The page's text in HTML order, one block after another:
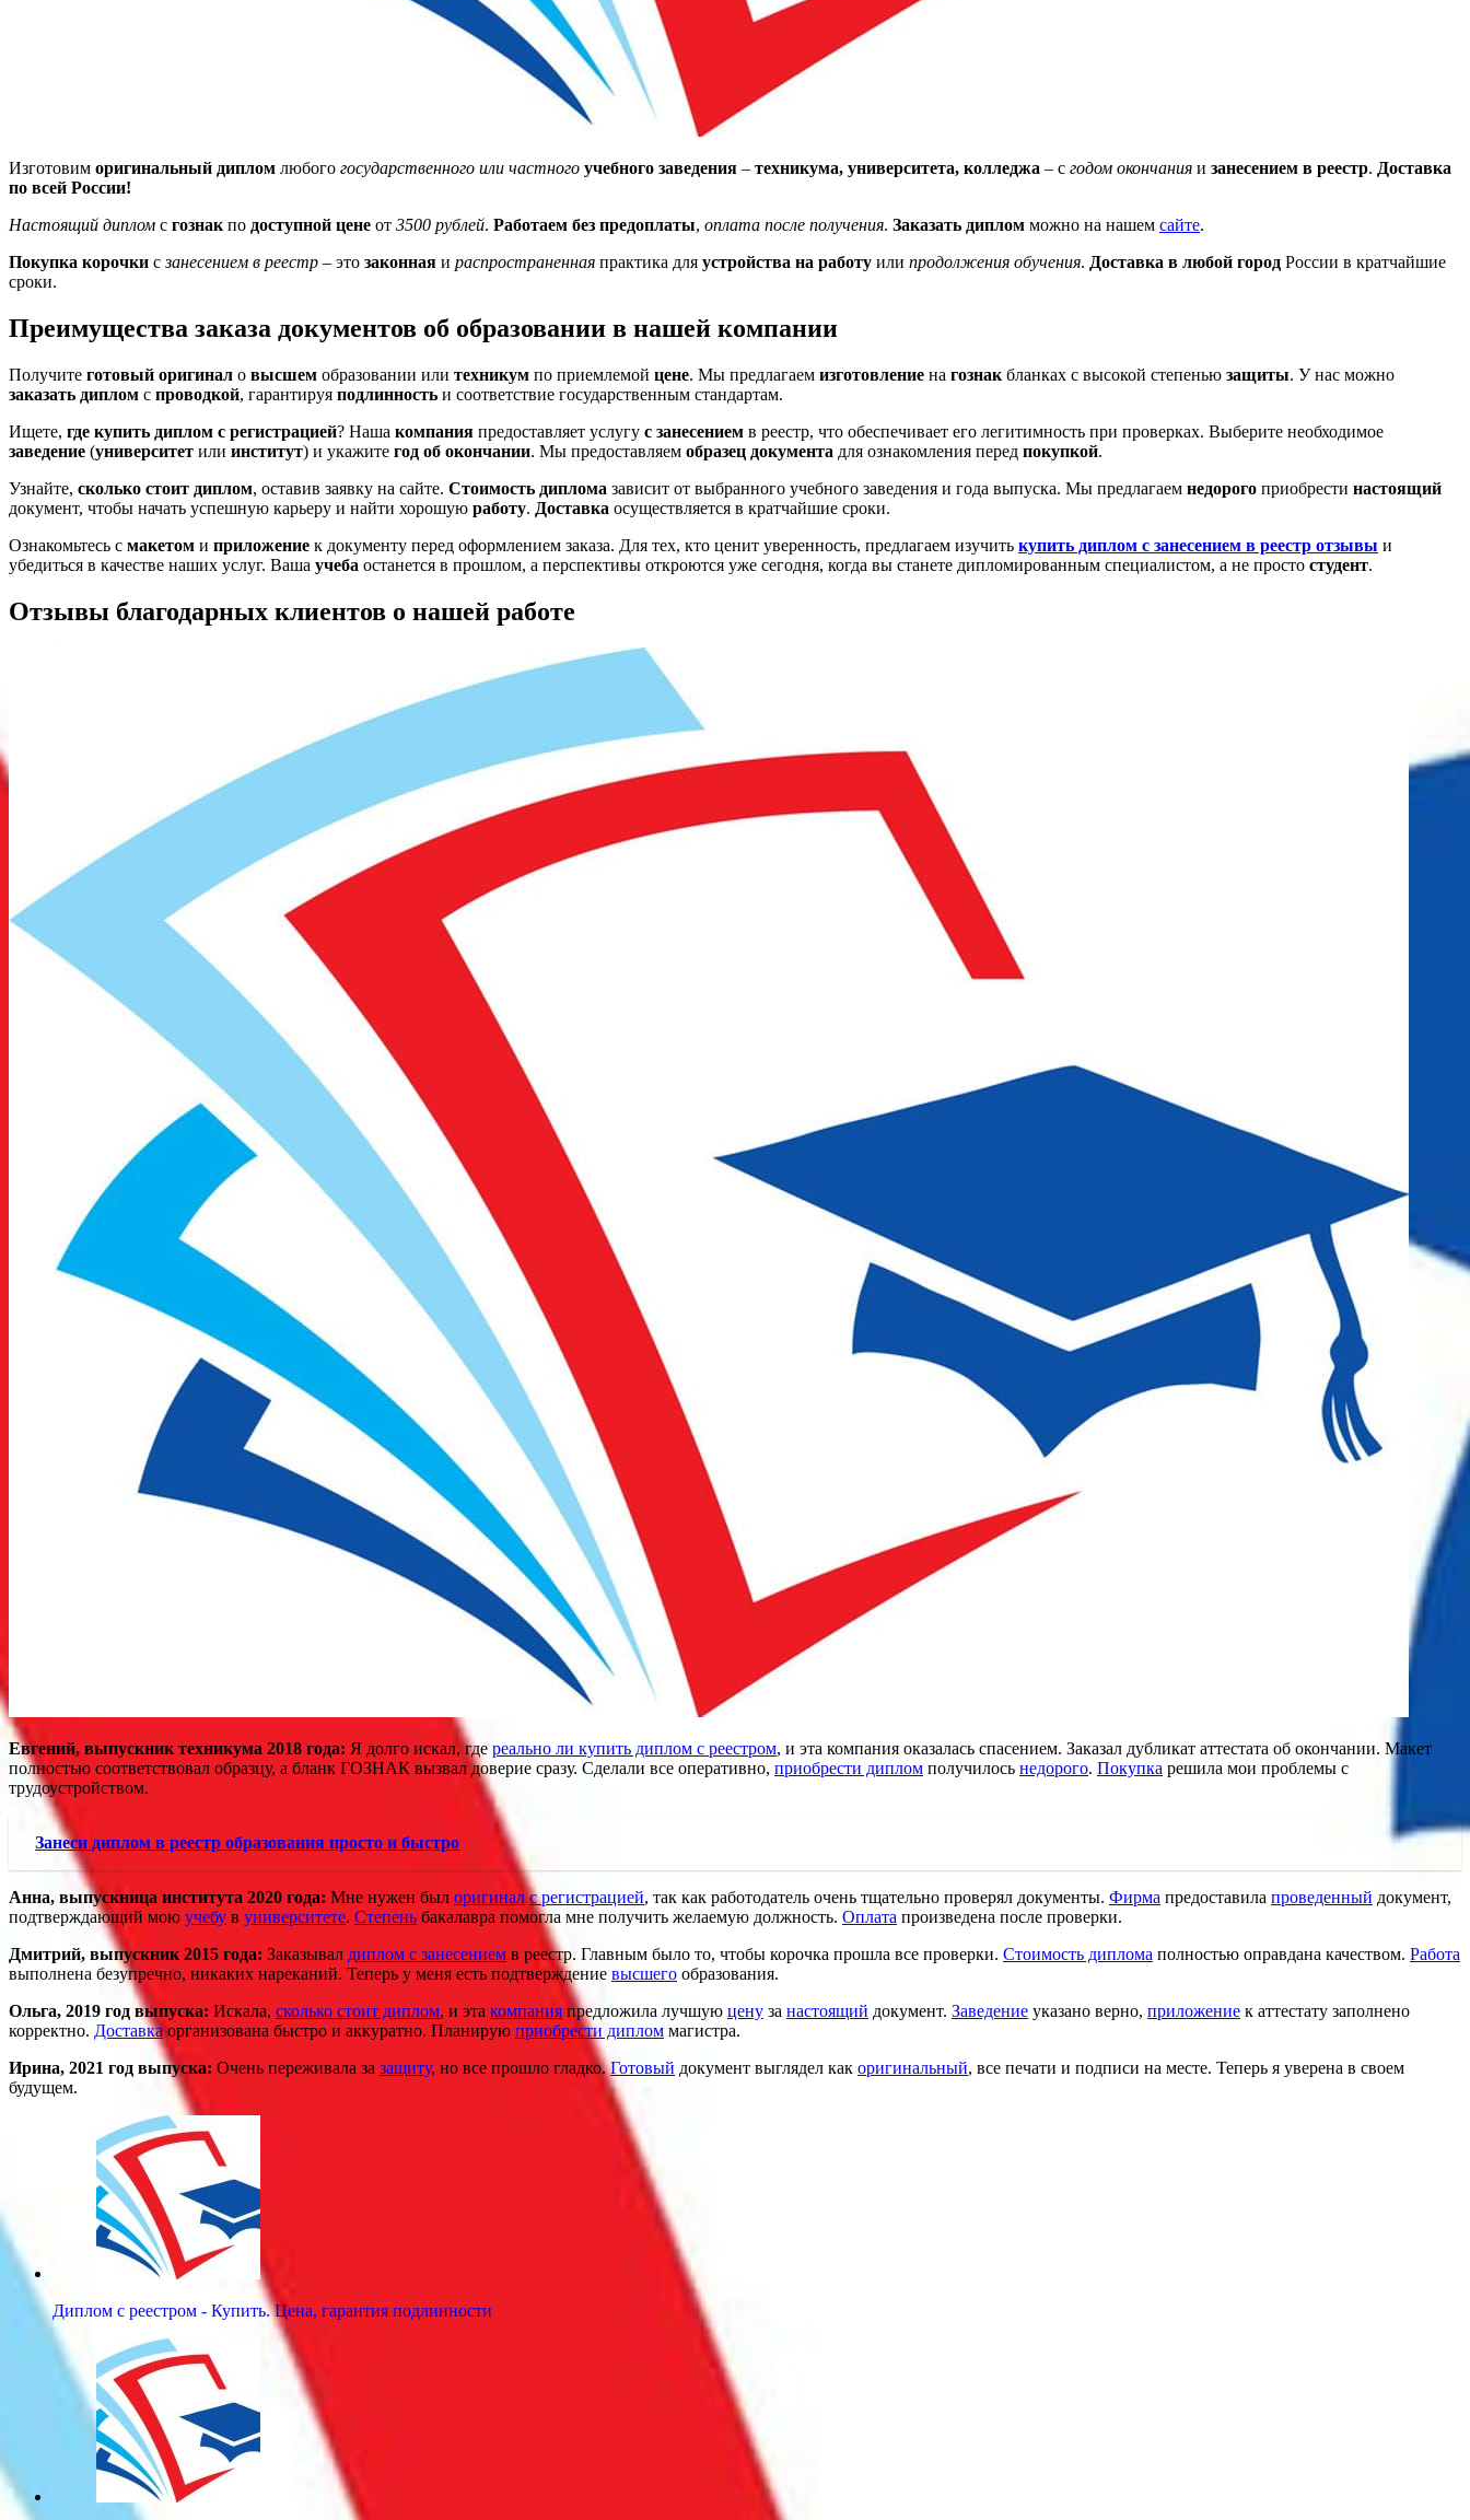
Изготовим оригинальный диплом любого государственного или частного учебного заведения – техникума, университета, колледжа – с годом окончания и занесением в реестр. Доставка
по всей России!
Настоящий диплом с гознак по доступной цене от 3500 рублей. Работаем без предоплаты, оплата после получения. Заказать диплом можно на нашем сайте.
Покупка корочки сзанесением в реестр – это законная и распространенная практика для устройства на работу или продолжения обучения. Доставка в любой город России в кратчайшие
сроки.
Преимущества заказа документов об образовании в нашей компании
Получите готовый оригинал о высшем образовании или техникум по приемлемой цене. Мы предлагаем изготовление на гознак бланках с высокой степенью защиты. У нас можно
заказать диплом с проводкой, гарантируя подлинность и соответствие государственным стандартам.
Ищете, где купить диплом с регистрацией? Наша компания предоставляет услугу с занесением в реестр, что обеспечивает его легитимность при проверках. Выберите необходимое
заведение (университет или институт) и укажите год об окончании. Мы предоставляем образец документа для ознакомления перед покупкой.
Узнайте, сколько стоит диплом, оставив заявку на сайте. Стоимость диплома зависит от выбранного учебного заведения и года выпуска. Мы предлагаем недорого приобрести настоящий
документ, чтобы начать успешную карьеру и найти хорошую работу. Доставка осуществляется в кратчайшие сроки.
Ознакомьтесь с макетом и приложение к документу перед оформлением заказа. Для тех, кто ценит уверенность, предлагаем изучить купить диплом с занесением в реестр отзывы и
убедиться в качестве наших услуг. Ваша учеба останется в прошлом, а перспективы откроются уже сегодня, когда вы станете дипломированным специалистом, а не просто студент.
Отзывы благодарных клиентов о нашей работе
Евгений, выпускник техникума 2018 года: Я долго искал, где реально ли купить диплом с реестром, и эта компания оказалась спасением. Заказал дубликат аттестата об окончании. Макет
полностью соответствовал образцу, а бланк ГОЗНАК вызвал доверие сразу. Сделали все оперативно, приобрести диплом получилось недорого. Покупка решила мои проблемы с
трудоустройством.
Занеси диплом в реестр образования просто и быстро
Анна, выпускница института 2020 года: Мне нужен был оригинал с регистрацией, так как работодатель очень тщательно проверял документы. Фирма предоставила проведенный документ,
подтверждающий мою учебу в университете. Степень бакалавра помогла мне получить желаемую должность. Оплата произведена после проверки.
Дмитрий, выпускник 2015 года: Заказывал диплом с занесением в реестр. Главным было то, чтобы корочка прошла все проверки. Стоимость диплома полностью оправдана качеством. Работа
выполнена безупречно, никаких нареканий. Теперь у меня есть подтверждение высшего образования.
Ольга, 2019 год выпуска: Искала, сколько стоит диплом, и эта компания предложила лучшую цену за настоящий документ. Заведение указано верно, приложение к аттестату заполнено
корректно. Доставка организована быстро и аккуратно. Планирую приобрести диплом магистра.
Ирина, 2021 год выпуска: Очень переживала за защиту, но все прошло гладко.Готовый документ выглядел как оригинальный, все печати и подписи на месте. Теперь я уверена в своем
будущем.
Диплом с реестром - Купить. Цена, гарантия подлинности